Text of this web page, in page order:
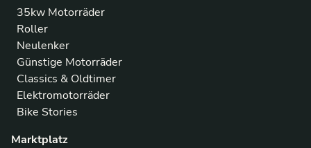
35kw Motorräder
Roller
Neulenker
Günstige Motorräder
Classics & Oldtimer
Elektromotorräder
Bike Stories
Marktplatz